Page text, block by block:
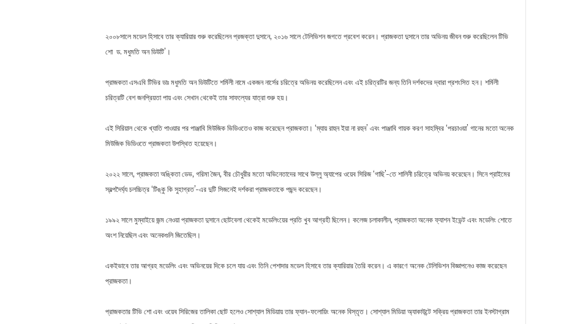
২০০৮সালে মডেল হিসাবে তার ক্যারিয়ার শুরু করেছিলেন প্রজক্তা দুসানে, ২০১৬ সালে টেলিভিশন জগতে প্রবেশ করেন। প্রাজকতা দুসানে তার অভিনয় জীবন শুরু করেছিলেন টিভি
শো ড. মধুমতি অন ডিউটি’।
প্রাজকতা এসএবি টিভির ডাঃ মধুমতি অন ডিউটিতে শর্মিলী নামে একজন নার্সের চরিত্রে অভিনয় করেছিলেন এবং এই চরিত্রটির জন্য তিনি দর্শকদের দ্বারা প্রশংসিত হন। শর্মিলী
চরিত্রটি বেশ জনপ্রিয়তা পায় এবং সেখান থেকেই তার সাফল্যের যাত্রা শুরু হয়।
এই সিরিয়াল থেকে খ্যাতি পাওয়ার পর পাঞ্জাবি মিউজিক ভিডিওতেও কাজ করেছেন প্রাজকতা। ‘ম্যায় রাহুন ইয়া না রহুন’ এবং পাঞ্জাবি গায়ক করণ সাহম্বির ‘পরচাওয়া’ গানের মতো অনেক
মিউজিক ভিডিওতে প্রাজকতা উপস্থিত হয়েছেন।
২০২২ সালে, প্রাজকতা অঙ্কিতা ডেভ, গরিমা জৈন, বীর চৌধুরীর মতো অভিনেতাদের সাথে উল্লু অ্যাপের ওয়েব সিরিজ ‘গাছি’-তে শালিনী চরিত্রে অভিনয় করেছেন। সিনে প্রাইমের
স্বল্পদৈর্ঘ্য চলচ্চিত্র ‘টিঙ্কু কি সুহাগ্রত’-এর দুটি সিজনেই দর্শকরা প্রাজকতাকে পছন্দ করেছেন।
১৯৯২ সালে মুম্বাইয়ে জন্ম নেওয়া প্রাজকতা দুসানে ছোটবেলা থেকেই মডেলিংয়ের প্রতি খুব আগ্রহী ছিলেন। কলেজ চলাকালীন, প্রাজকতা অনেক ফ্যাশন ইভেন্ট এবং মডেলিং শোতে
অংশ নিয়েছিল এবং অনেকগুলি জিতেছিল।
একইভাবে তার আগ্রহ মডেলিং এবং অভিনয়ের দিকে চলে যায় এবং তিনি পেশাদার মডেল হিসাবে তার ক্যারিয়ার তৈরি করেন। এ কারণে অনেক টেলিভিশন বিজ্ঞাপনেও কাজ করেছেন
প্রাজকতা।
প্রাজকতার টিভি শো এবং ওয়েব সিরিজের তালিকা ছোট হলেও সোশ্যাল মিডিয়ায় তার ফ্যান-ফলোয়িং অনেক বিস্তৃত। সোশ্যাল মিডিয়া অ্যাকাউন্টে সক্রিয় প্রাজকতা তার ইনস্টাগ্রাম